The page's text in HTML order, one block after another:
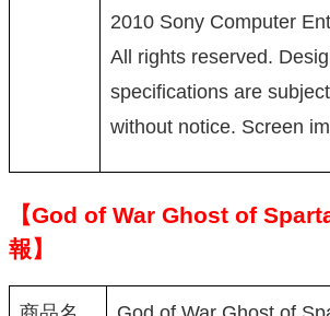
2010 Sony Computer
All rights reserved.
specifications are
without notice. Screen
【God of War Ghost of
報】